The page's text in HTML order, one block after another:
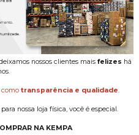
nossos clientes mais felizes há
comotransparência e qualidade.
nossa loja física, você é especial.
NA KEMPA